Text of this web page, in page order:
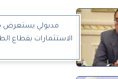
مدبولي
الاستثمارات بقطاع